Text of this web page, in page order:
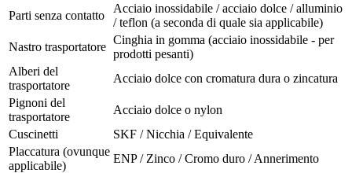
Parti senza contatto
Acciaio inossidabile / acciaio dolce / alluminio
/ teflon (a seconda di quale sia applicabile)
Nastro trasportatore
Cinghia in gomma (acciaio inossidabile - per
prodotti pesanti)
Alberi del
trasportatore
Acciaio dolce con cromatura dura o zincatura
Pignoni del
trasportatore
Acciaio dolce o nylon
Cuscinetti
SKF / Nicchia / Equivalente
Placcatura (ovunque
applicabile)
ENP / Zinco / Cromo duro / Annerimento